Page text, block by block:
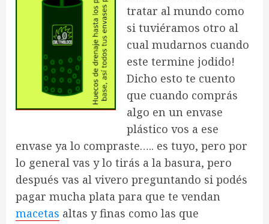
tratar al mundo como
si tuviéramos otro al
cual mudarnos cuando
este termine jodido!
Dicho esto te cuento
que cuando comprás
algo en un envase
plástico vos a ese
envase ya lo compraste….. es tuyo, pero por
lo general vas y lo tirás a la basura, pero
después vas al vivero preguntando si podés
pagar mucha plata para que te vendan
macetas altas y finas como las que